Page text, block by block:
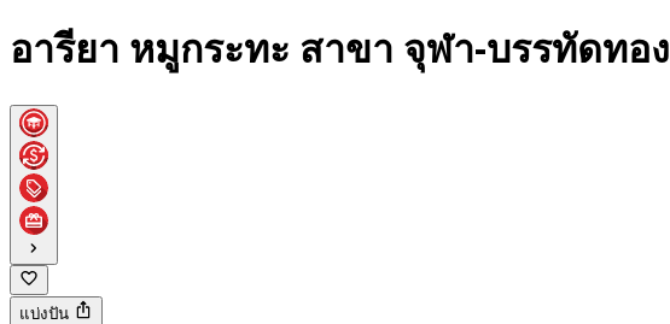
อารียา หมูกระทะ สาขา จุฬา-บรรทัดทอง
แบ่งปัน